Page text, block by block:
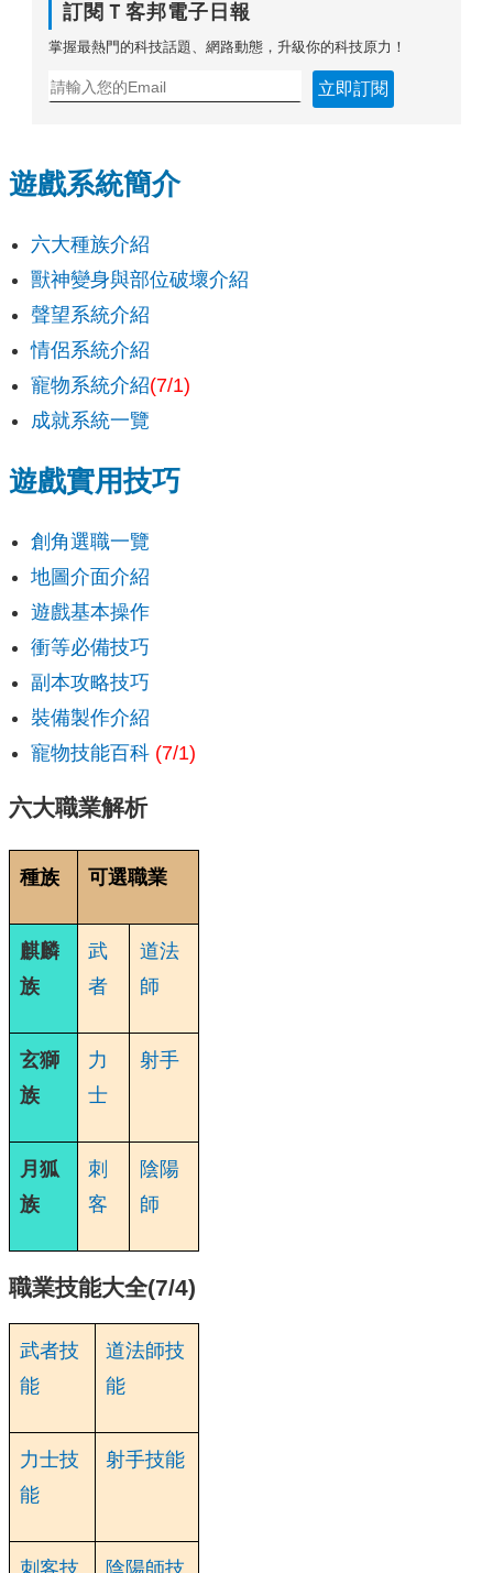
訂閱Ｔ客邦電子日報
掌握最熱門的科技話題、網路動態，升級你的科技原力！
立即訂閱
遊戲系統簡介
六大種族介紹
獸神變身與部位破壞介紹
聲望系統介紹
情侶系統介紹
寵物系統介紹(7/1)
成就系統一覽
遊戲實用技巧
創角選職一覽
地圖介面介紹
遊戲基本操作
衝等必備技巧
副本攻略技巧
裝備製作介紹
寵物技能百科 (7/1)
六大職業解析
種族 可選職業
麒麟
族
武
者
道法
師
玄獅
族
力
士
射手
月狐
族
刺
客
陰陽
師
職業技能大全(7/4)
武者技
能
道法師技
能
力士技
能
射手技能